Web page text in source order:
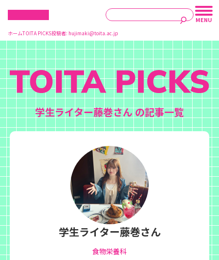
ホームTOITA PICKS投稿者: hujimaki@toita.ac.jp
学生ライター藤巻さん の記事一覧
学生ライター藤巻さん
食物栄養科